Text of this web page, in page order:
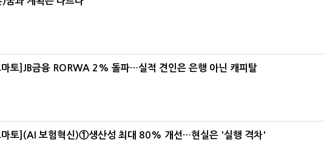
마토]JB금융 RORWA 2% 돌파…실적 견인은 은행 아닌 캐피탈
마토](AI 보험혁신)①생산성 최대 80% 개선…현실은 '실행 격차'